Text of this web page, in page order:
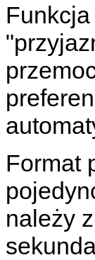
Format
należy